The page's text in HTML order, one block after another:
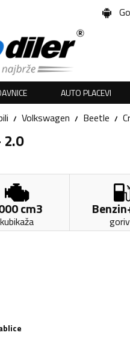
AUTO PLACEVI
Volkswagen Beetle
cm3
kubikaža